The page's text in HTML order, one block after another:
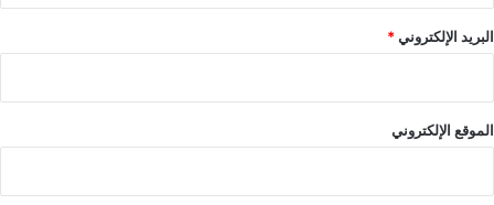
البريد الإلكتروني*
الموقع الإلكتروني